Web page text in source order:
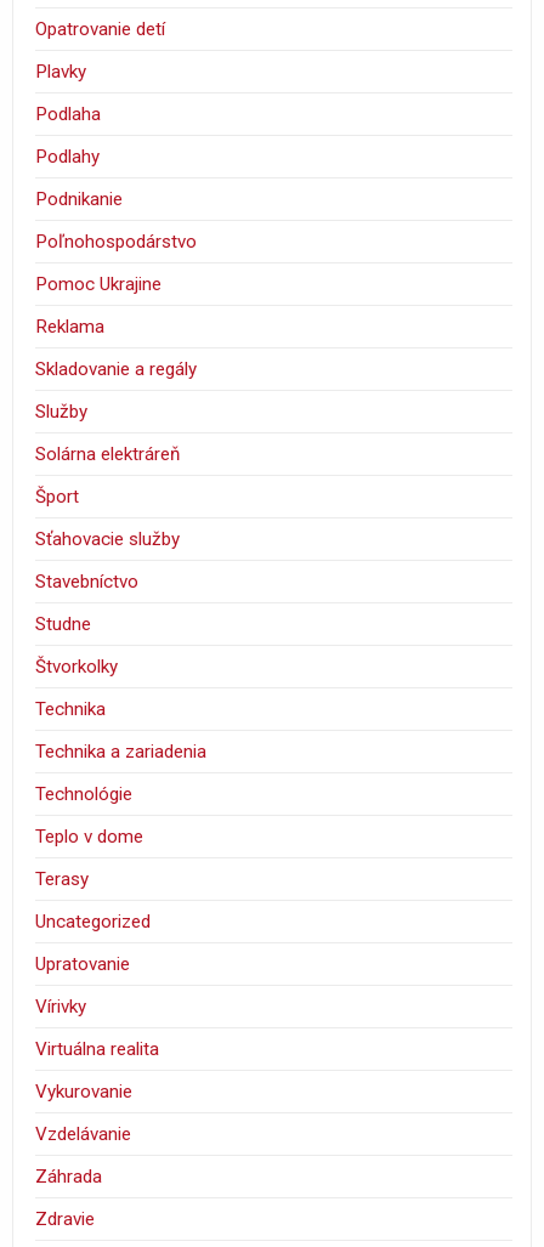
Opatrovanie detí
Plavky
Podlaha
Podlahy
Podnikanie
Poľnohospodárstvo
Pomoc Ukrajine
Reklama
Skladovanie a regály
Služby
Solárna elektráreň
Šport
Sťahovacie služby
Stavebníctvo
Studne
Štvorkolky
Technika
Technika a zariadenia
Technológie
Teplo v dome
Terasy
Uncategorized
Upratovanie
Vírivky
Virtuálna realita
Vykurovanie
Vzdelávanie
Záhrada
Zdravie